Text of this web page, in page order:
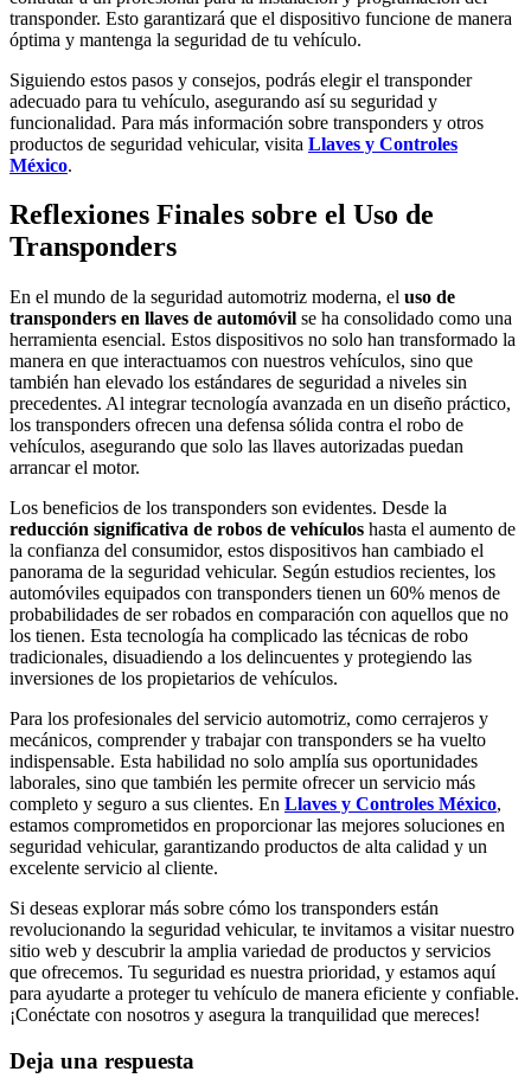
transponder. Esto garantizará que el dispositivo funcione de manera
óptima y mantenga la seguridad de tu vehículo.
Siguiendo estos pasos y consejos, podrás elegir el transponder
adecuado para tu vehículo, asegurando así su seguridad y
funcionalidad. Para más información sobre transponders y otros
productos de seguridad vehicular, visita Llaves y Controles
México.
Reflexiones Finales sobre el Uso de
Transponders
En el mundo de la seguridad automotriz moderna, el uso de
transponders en llaves de automóvil se ha consolidado como una
herramienta esencial. Estos dispositivos no solo han transformado la
manera en que interactuamos con nuestros vehículos, sino que
también han elevado los estándares de seguridad a niveles sin
precedentes. Al integrar tecnología avanzada en un diseño práctico,
los transponders ofrecen una defensa sólida contra el robo de
vehículos, asegurando que solo las llaves autorizadas puedan
arrancar el motor.
Los beneficios de los transponders son evidentes. Desde la
reducción significativa de robos de vehículos hasta el aumento de
la confianza del consumidor, estos dispositivos han cambiado el
panorama de la seguridad vehicular. Según estudios recientes, los
automóviles equipados con transponders tienen un 60% menos de
probabilidades de ser robados en comparación con aquellos que no
los tienen. Esta tecnología ha complicado las técnicas de robo
tradicionales, disuadiendo a los delincuentes y protegiendo las
inversiones de los propietarios de vehículos.
Para los profesionales del servicio automotriz, como cerrajeros y
mecánicos, comprender y trabajar con transponders se ha vuelto
indispensable. Esta habilidad no solo amplía sus oportunidades
laborales, sino que también les permite ofrecer un servicio más
completo y seguro a sus clientes. En Llaves y Controles México,
estamos comprometidos en proporcionar las mejores soluciones en
seguridad vehicular, garantizando productos de alta calidad y un
excelente servicio al cliente.
Si deseas explorar más sobre cómo los transponders están
revolucionando la seguridad vehicular, te invitamos a visitar nuestro
sitio web y descubrir la amplia variedad de productos y servicios
que ofrecemos. Tu seguridad es nuestra prioridad, y estamos aquí
para ayudarte a proteger tu vehículo de manera eficiente y confiable.
¡Conéctate con nosotros y asegura la tranquilidad que mereces!
Deja una respuesta